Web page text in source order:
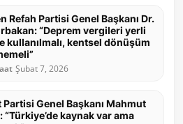
Refah Partisi Genel Başkanı Dr.
“Deprem vergileri yerli
kullanılmalı, kentsel dönüşüm
Şubat 7, 2026
Partisi Genel Başkanı Mahmut
“Türkiye’de kaynak var ama